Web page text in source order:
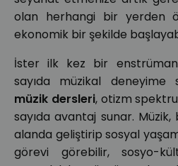
olan herhangi bir yerden
ekonomik bir şekilde
İster ilk kez bir
sayıda müzikal deneyime
müzik dersleri, otizm
sayıda avantaj sunar.
alanda geliştirip sosyal
görevi görebilir, sosyo-